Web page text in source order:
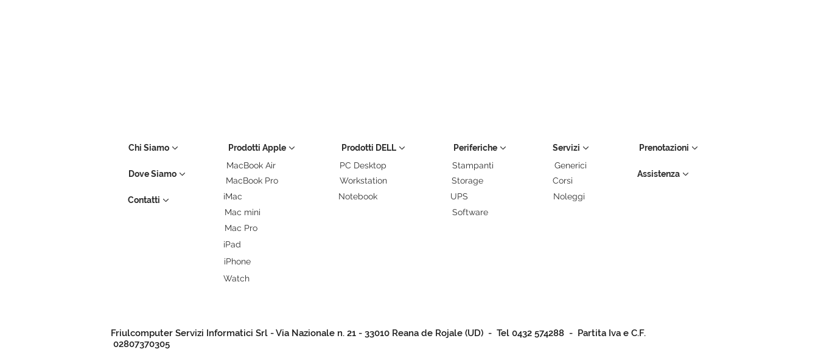
Chi Siamo
Dove Siamo
Contatti
Prodotti Apple
MacBook Air
MacBook Pro
iMac
Mac mini
Mac Pro
iPad
iPhone
Watch
Prodotti DELL
PC Desktop
Workstation
Notebook
Periferiche
Stampanti
Storage
UPS
Software
Servizi
Generici
Corsi
Noleggi
Prenotazioni
Assistenza
Friulcomputer Servizi Informatici Srl - Via Nazionale n. 21 - 33010 Reana de Rojale (UD) - Tel 0432 574288 - Partita Iva e C.F.
02807370305